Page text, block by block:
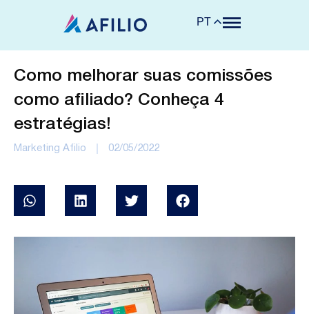
PT
Como melhorar suas comissões
como afiliado? Conheça 4
estratégias!
Marketing Afilio 02/05/2022